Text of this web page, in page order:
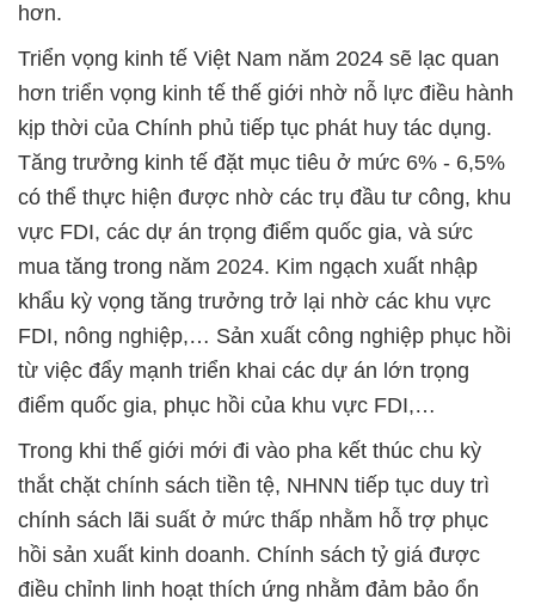
hơn.
Triển vọng kinh tế Việt Nam năm 2024 sẽ lạc quan
hơn triển vọng kinh tế thế giới nhờ nỗ lực điều hành
kịp thời của Chính phủ tiếp tục phát huy tác dụng.
Tăng trưởng kinh tế đặt mục tiêu ở mức 6% - 6,5%
có thể thực hiện được nhờ các trụ đầu tư công, khu
vực FDI, các dự án trọng điểm quốc gia, và sức
mua tăng trong năm 2024. Kim ngạch xuất nhập
khẩu kỳ vọng tăng trưởng trở lại nhờ các khu vực
FDI, nông nghiệp,… Sản xuất công nghiệp phục hồi
từ việc đẩy mạnh triển khai các dự án lớn trọng
điểm quốc gia, phục hồi của khu vực FDI,…
Trong khi thế giới mới đi vào pha kết thúc chu kỳ
thắt chặt chính sách tiền tệ, NHNN tiếp tục duy trì
chính sách lãi suất ở mức thấp nhằm hỗ trợ phục
hồi sản xuất kinh doanh. Chính sách tỷ giá được
điều chỉnh linh hoạt thích ứng nhằm đảm bảo ổn